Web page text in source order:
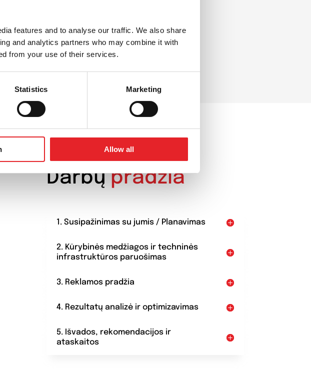
features and to analyse our traffic. We also share
and analytics partners who may combine it with
from your use of their services.
Statistics Marketing
Allow all
Darbųpradžia
1. Susipažinimas su jumis / Planavimas
2. Kūrybinės medžiagos ir techninės
infrastruktūros paruošimas
3. Reklamos pradžia
4. Rezultatų analizė ir optimizavimas
5. Išvados, rekomendacijos ir
ataskaitos